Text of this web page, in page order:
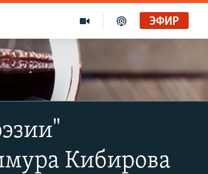
ЭФИР
Кибирова